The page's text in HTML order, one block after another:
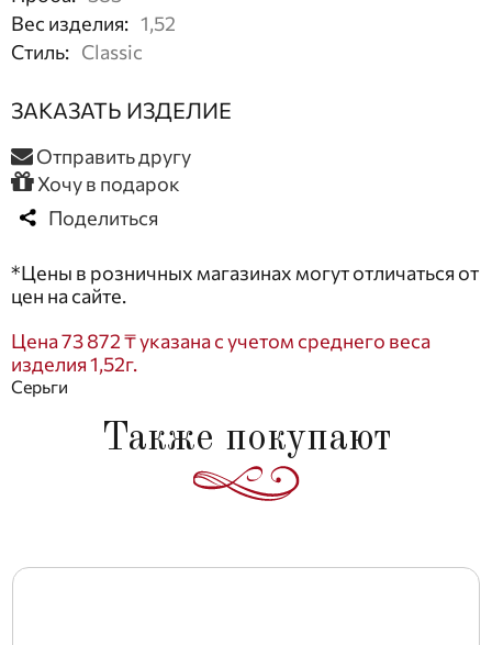
Вес изделия: 1,52
Стиль: Classic
ЗАКАЗАТЬ ИЗДЕЛИЕ
Отправить другу
Хочу в подарок
Поделиться
*Цены в розничных магазинах могут отличаться от
цен на сайте.
Цена 73 872 ₸ указана с учетом среднего веса
изделия 1,52г.
Серьги
Также покупают